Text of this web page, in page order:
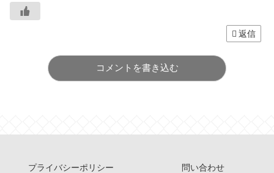
返信
コメントを書き込む
プライバシーポリシー
問い合わせ